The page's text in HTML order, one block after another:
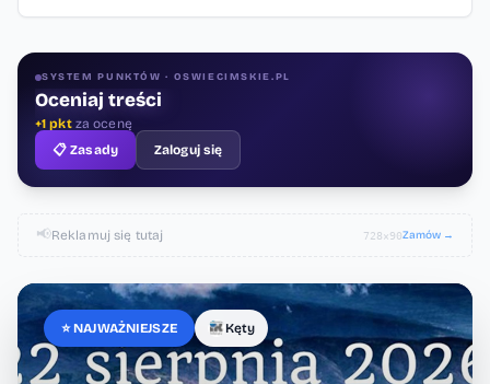
SYSTEM PUNKTÓW · OSWIECIMSKIE.PL
Oceniaj treści
+1 pktza ocenę
📋 Zasady
Zaloguj się
📢Reklamuj się tutaj 728×90Zamów →
⭐ NAJWAŻNIEJSZE Kęty